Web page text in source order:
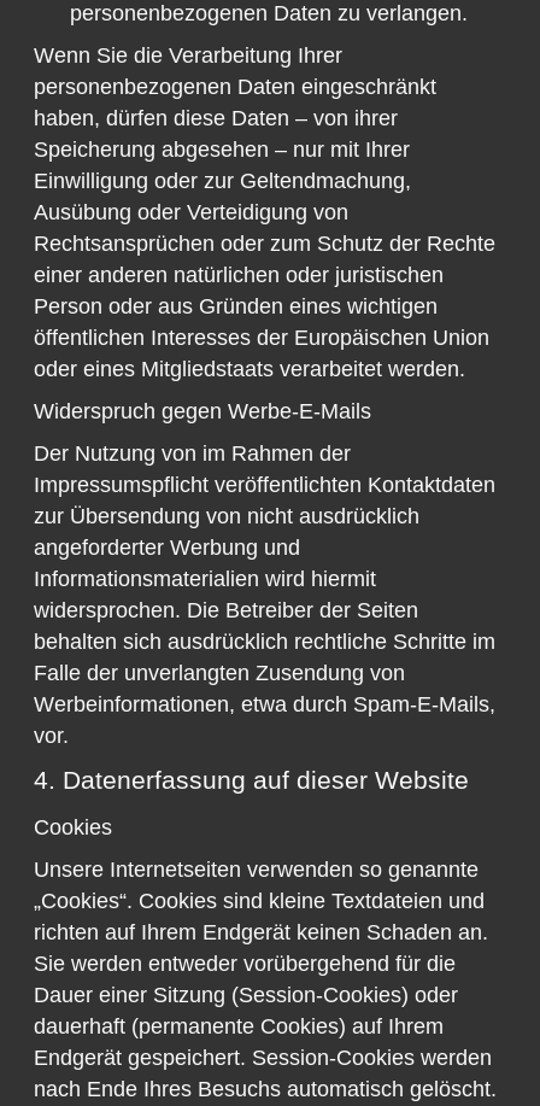
personenbezogenen Daten zu verlangen.
Wenn Sie die Verarbeitung Ihrer
personenbezogenen Daten eingeschränkt
haben, dürfen diese Daten – von ihrer
Speicherung abgesehen – nur mit Ihrer
Einwilligung oder zur Geltendmachung,
Ausübung oder Verteidigung von
Rechtsansprüchen oder zum Schutz der Rechte
einer anderen natürlichen oder juristischen
Person oder aus Gründen eines wichtigen
öffentlichen Interesses der Europäischen Union
oder eines Mitgliedstaats verarbeitet werden.
Widerspruch gegen Werbe-E-Mails
Der Nutzung von im Rahmen der
Impressumspflicht veröffentlichten Kontaktdaten
zur Übersendung von nicht ausdrücklich
angeforderter Werbung und
Informationsmaterialien wird hiermit
widersprochen. Die Betreiber der Seiten
behalten sich ausdrücklich rechtliche Schritte im
Falle der unverlangten Zusendung von
Werbeinformationen, etwa durch Spam-E-Mails,
vor.
4. Datenerfassung auf dieser Website
Cookies
Unsere Internetseiten verwenden so genannte
„Cookies“. Cookies sind kleine Textdateien und
richten auf Ihrem Endgerät keinen Schaden an.
Sie werden entweder vorübergehend für die
Dauer einer Sitzung (Session-Cookies) oder
dauerhaft (permanente Cookies) auf Ihrem
Endgerät gespeichert. Session-Cookies werden
nach Ende Ihres Besuchs automatisch gelöscht.